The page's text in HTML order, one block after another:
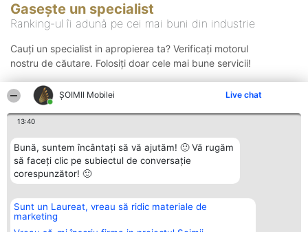
ȘOIMII Mobilei Live chat
13:40
Bună, suntem încântați să vă ajutăm! 🙂 Vă rugăm
să faceți clic pe subiectul de conversație
corespunzător! 🙂
Sunt un Laureat, vreau să ridic materiale de
marketing
Gasește un specialist
Ranking-ul îi adună pe cei mai buni din industrie
Cauți un specialist in apropierea ta? Verificați motorul
nostru de căutare. Folosiți doar cele mai bune servicii!
Organizator Ranking
BRIGHT SOLUTIONS BR SRL
Aleea Timisul De Sus 2 Bl. A30
Plebiscyt
Lista Tuturor
Contact